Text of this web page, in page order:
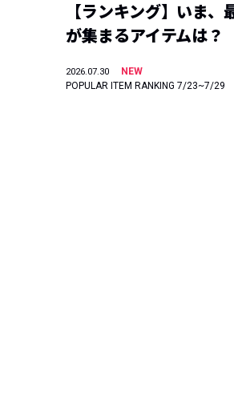
【ランキング】いま、
が集まるアイテムは？
2026.07.30
NEW
POPULAR ITEM RANKING 7/23~7/29